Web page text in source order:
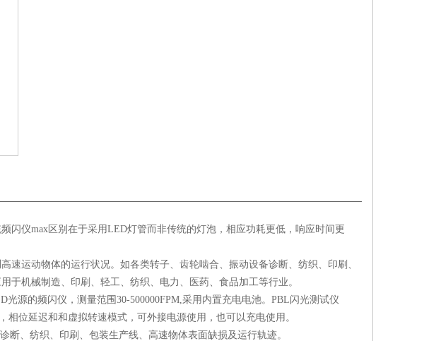
闪仪max区别在于采用LED灯管而非传统的灯泡，相应功耗更低，响应时间更
速运动物体的运行状况。如各类转子、齿轮啮合、振动设备诊断、纺织、印刷、
于机械制造、印刷、轻工、纺织、电力、医药、食品加工等行业。
源的频闪仪，测量范围30-500000FPM,采用内置充电电池。PBL闪光测试仪
相位延迟和和虚拟转速模式，可外接电源使用，也可以充电使用。
、纺织、印刷、包装生产线、高速物体表面缺损及运行轨迹。